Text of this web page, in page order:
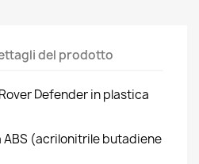
del prodotto
Defender in plastica
(acrilonitrile butadiene